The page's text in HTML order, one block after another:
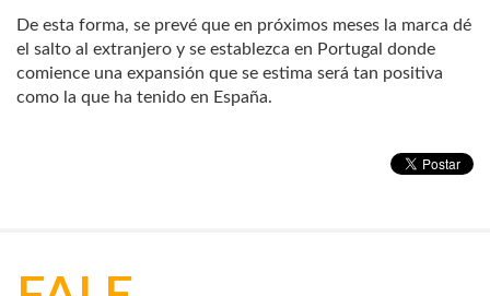
De esta forma, se prevé que en próximos meses la marca dé
el salto al extranjero y se establezca en Portugal donde
comience una expansión que se estima será tan positiva
como la que ha tenido en España.